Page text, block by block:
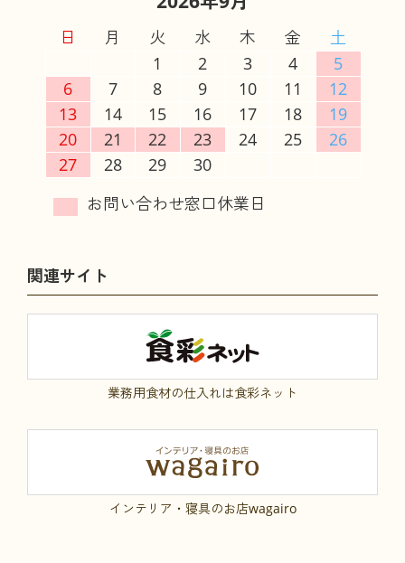
日 月 火 水 木 金
土
1
2 3 4
5
6
7 8 9 10 11
12
13
14 15 16 17 18
19
20
21 22 23 24 25
26
27
28 29 30
関連サイト
業務用食材の仕入れは食彩ネット
インテリア・寝具のお店wagairo